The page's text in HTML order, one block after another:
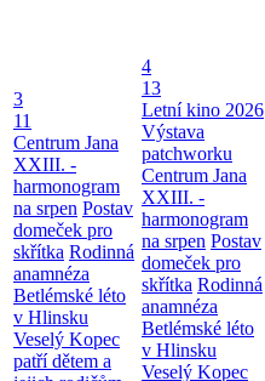
3
11
Centrum Jana
XXIII. -
harmonogram
na srpen Postav
domeček pro
skřítka Rodinná
anamnéza
Betlémské léto
v Hlinsku
Veselý Kopec
patří dětem a
4
13
Letní kino 2026
Výstava
patchworku
Centrum Jana
XXIII. -
harmonogram
na srpen Postav
domeček pro
skřítka Rodinná
anamnéza
Betlémské léto
v Hlinsku
Veselý Kopec